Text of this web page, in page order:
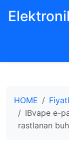
HOME
IBvape e-
rastlanan